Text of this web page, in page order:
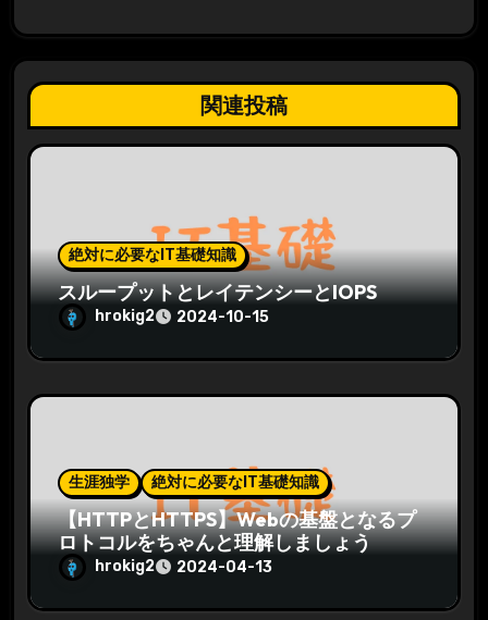
関連投稿
絶対に必要なIT基礎知識
スループットとレイテンシーとIOPS
hrokig2 2024-10-15
生涯独学 絶対に必要なIT基礎知識
【HTTPとHTTPS】Webの基盤となるプ
ロトコルをちゃんと理解しましょう
hrokig2 2024-04-13